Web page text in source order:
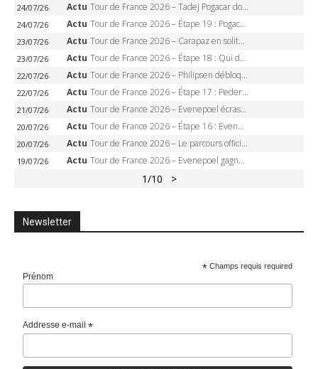
24/07/26 Actu Tour de France 2026 – Tadej Pogacar dompte l’Alpe d’Huez, 5e victoire, record de Pantani pulvérisé
24/07/26 Actu Tour de France 2026 – Étape 19 : Pogacar peut-il enfin dompter l’Alpe d’Huez ?
23/07/26 Actu Tour de France 2026 – Carapaz en solitaire à Orcières-Merlette, Paret-Peintre à un point du maillot à pois
23/07/26 Actu Tour de France 2026 – Étape 18 : Qui domptera Orcières-Merlette, première marche vers l’Alpe d’Huez ?
22/07/26 Actu Tour de France 2026 – Philipsen débloque son compteur à Voiron, Pedersen en danger pour le maillot vert
22/07/26 Actu Tour de France 2026 – Étape 17 : Pedersen peut-il verrouiller le maillot vert à Voiron ?
21/07/26 Actu Tour de France 2026 – Evenepoel écrase le chrono d’Évian, Seixas 4e, Lipowitz abandonne
20/07/26 Actu Tour de France 2026 – Étape 16 : Evenepoel, Pogacar, Ganna… qui domptera le chrono d’Évian pour redessiner le podium ?
20/07/26 Actu Tour de France 2026 – Le parcours officiel complet : 21 étapes, profils, carte et dates
19/07/26 Actu Tour de France 2026 – Evenepoel gagne à Solaison, Vingegaard abandonne, Pogacar toujours en jaune
1/10 >
Newsletter
* Champs requis required
Prénom
Addresse e-mail*